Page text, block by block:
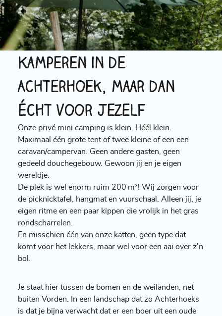
Kamperen in de
Achterhoek, maar dan
écht voor jezelf
Onze privé mini camping is klein. Héél klein.
Maximaal één grote tent of twee kleine of een een
caravan/campervan. Geen andere gasten, geen
gedeeld douchegebouw. Gewoon jij en je eigen
wereldje.
De plek is wel enorm ruim 200 m²! Wij zorgen voor
de picknicktafel, hangmat en vuurschaal. Alleen jij, je
eigen ritme en een paar kippen die vrolijk in het gras
rondscharrelen.
En misschien één van onze katten, geen type dat
komt voor het lekkers, maar wel voor een aai over z’n
bol.
Je staat hier tussen de bomen en de weilanden, net
buiten Vorden. In een landschap dat zo Achterhoeks
is dat je bijna verwacht dat er een boer uit een oude